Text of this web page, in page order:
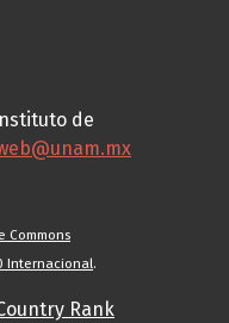
de
Commons
Internacional.